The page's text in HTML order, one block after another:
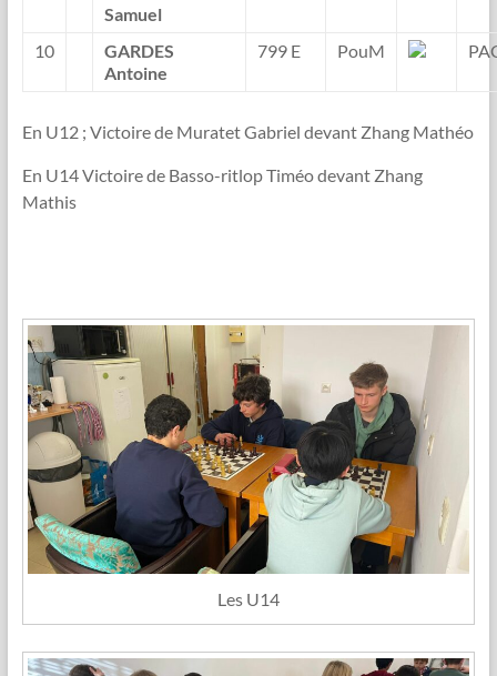
Samuel
10
GARDES
Antoine
799 E PouM
En U12 ; Victoire de Muratet Gabriel devant Zhang Mathéo
En U14 Victoire de Basso-ritlop Timéo devant Zhang
Mathis
Les U14